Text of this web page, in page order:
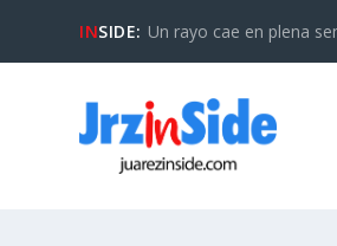
INSIDE: Un rayo cae en plena